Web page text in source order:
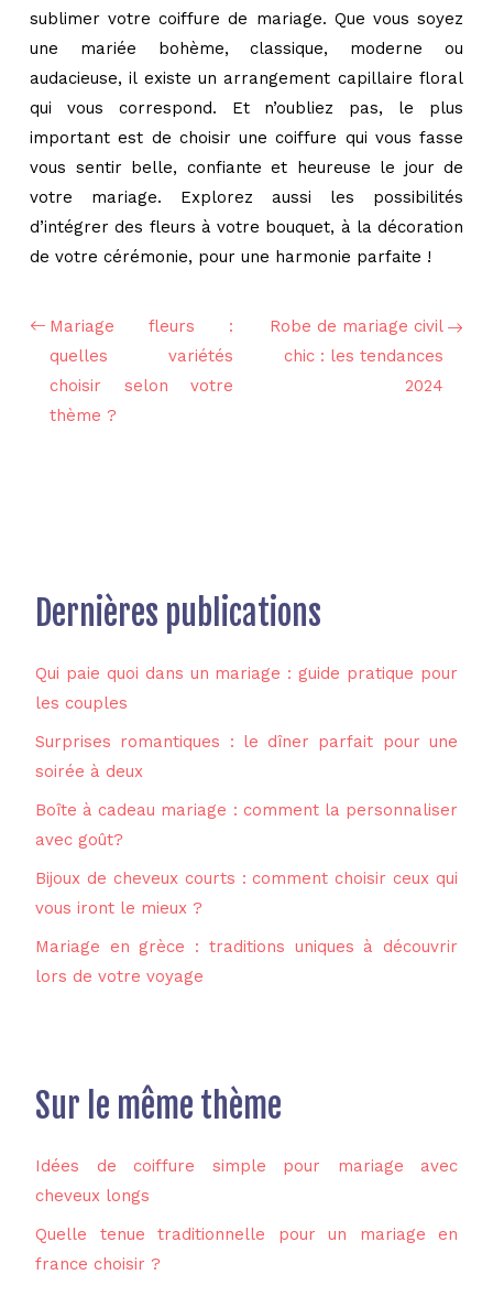
sublimer votre coiffure de mariage. Que vous soyez
une mariée bohème, classique, moderne ou
audacieuse, il existe un arrangement capillaire floral
qui vous correspond. Et n’oubliez pas, le plus
important est de choisir une coiffure qui vous fasse
vous sentir belle, confiante et heureuse le jour de
votre mariage. Explorez aussi les possibilités
d’intégrer des fleurs à votre bouquet, à la décoration
de votre cérémonie, pour une harmonie parfaite !
Mariage fleurs :
quelles variétés
choisir selon votre
thème ?
Robe de mariage civil
chic : les tendances
2024
Dernières publications
Qui paie quoi dans un mariage : guide pratique pour
les couples
Surprises romantiques : le dîner parfait pour une
soirée à deux
Boîte à cadeau mariage : comment la personnaliser
avec goût?
Bijoux de cheveux courts : comment choisir ceux qui
vous iront le mieux ?
Mariage en grèce : traditions uniques à découvrir
lors de votre voyage
Sur le même thème
Idées de coiffure simple pour mariage avec
cheveux longs
Quelle tenue traditionnelle pour un mariage en
france choisir ?